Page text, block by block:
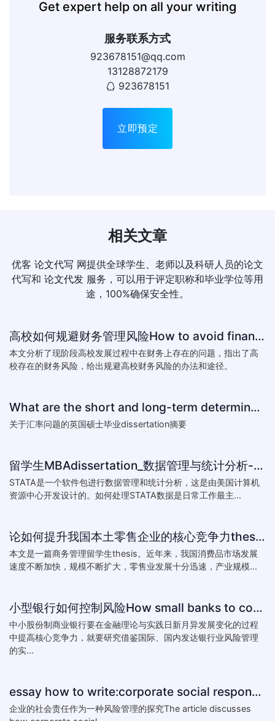
Get expert help on all your writing
服务联系方式
923678151@qq.com
13128872179
923678151
立即预定
相关文章
优客 论文代写 网提供全球学生、老师以及科研人员的论文
代写和 论文代发 服务，可以用于评定职称和毕业学位等用
途，100%确保安全性。
高校如何规避财务管理风险How to avoid financial risk management colleges
本文分析了现阶段高校发展过程中在财务上存在的问题，指出了高
校存在的财务风险，给出规避高校财务风险的办法和途径。
What are the short and long-term determinants of exchange ra
关于汇率问题的英国硕士毕业dissertation摘要
留学生MBAdissertation_数据管理与统计分析-如何处理STATA数据_How to deal with data with ST
STATA是一个软件包进行数据管理和统计分析，这是由美国计算机
资源中心开发设计的。如何处理STATA数据是日常工作最主...
论如何提升我国本土零售企业的核心竞争力thesis:The theory of how to improve the core competitiveness of domestic retail e
本文是一篇商务管理留学生thesis。近年来，我国消费品市场发展
速度不断加快，规模不断扩大，零售业发展十分迅速，产业规模...
小型银行如何控制风险How small banks to control risk
中小股份制商业银行要在金融理论与实践日新月异发展变化的过程
中提高核心竞争力，就要研究借鉴国际、国内发达银行业风险管理
的实...
essay how to write:corporate social responsibility practice
企业的社会责任作为一种风险管理的探究The article discusses